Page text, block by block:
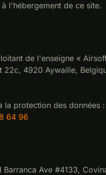
l'hébergement de ce site.
de l'enseigne «
22c, 4920 Aywaille,
la protection des données :
64 96
Barranca Ave #4133,